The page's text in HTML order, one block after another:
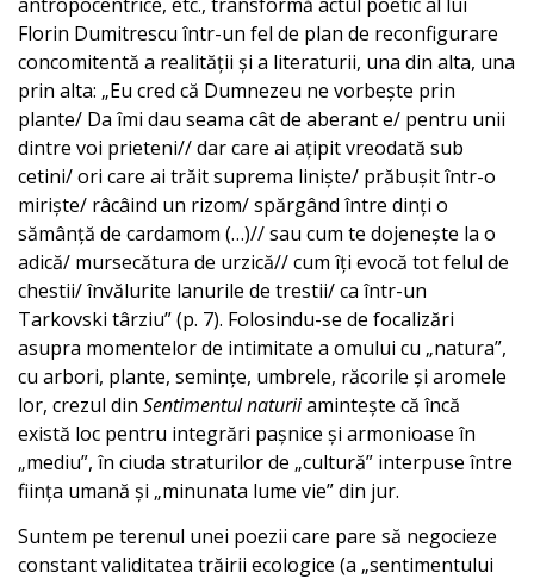
Florin Dumitrescu într-un fel de plan de reconfigurare
concomitentă a realității și a literaturii, una din alta, una
prin alta: „Eu cred că Dumnezeu ne vorbește prin
plante/ Da îmi dau seama cât de aberant e/ pentru unii
dintre voi prieteni// dar care ai ațipit vreodată sub
cetini/ ori care ai trăit suprema liniște/ prăbușit într-o
miriște/ râcâind un rizom/ spărgând între dinți o
sămânță de cardamom (…)// sau cum te dojenește la o
adică/ mursecătura de urzică// cum îți evocă tot felul de
chestii/ învălurite lanurile de trestii/ ca într-un
Tarkovski târziu” (p. 7). Folosindu-se de focalizări
asupra momentelor de intimitate a omului cu „natura”,
cu arbori, plante, semințe, umbrele, răcorile și aromele
lor, crezul din Sentimentul naturiiamintește că încă
există loc pentru integrări pașnice și armonioase în
„mediu”, în ciuda straturilor de „cultură” interpuse între
ființa umană și „minunata lume vie” din jur.
Suntem pe terenul unei poezii care pare să negocieze
constant validitatea trăirii ecologice (a „sentimentului